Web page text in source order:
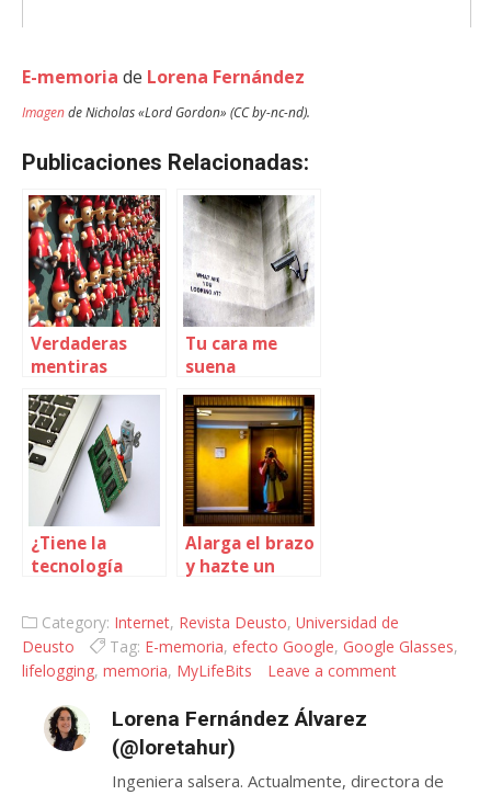
E-memoria de Lorena Fernández
Imagende Nicholas «Lord Gordon» (CC by-nc-nd).
Publicaciones Relacionadas:
Verdaderas
mentiras
Tu cara me
suena
¿Tiene la
tecnología
Alarga el brazo
y hazte un
Category: Internet, Revista Deusto, Universidad de
Deusto
Tag: E-memoria, efecto Google, Google Glasses,
lifelogging, memoria, MyLifeBits Leave a comment
Lorena Fernández Álvarez
(@loretahur)
Ingeniera salsera. Actualmente, directora de